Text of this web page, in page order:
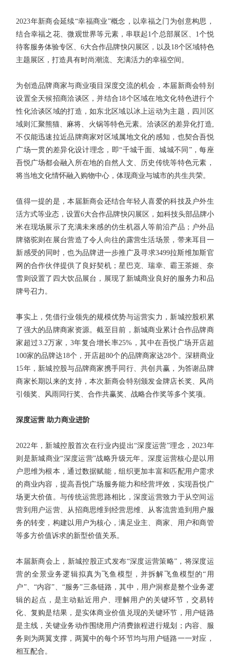
2023年新商会延续“幸福商业”概念，以幸福之门为创意构思，
结合幸福之花、微观世界等元素，串联起1个总部展区、1个悦
待客服务体验专区、6大合作品牌快闪展区，以及18个区域特色
主题展区，打造具有时尚潮流、充满活力的幸福空间。
为创造品牌商家与商业项目深度交流的机会，本届新商会特别
设置全天候招商洽谈区，并结合18个区域在地文化特色进行个
性化洽谈区域的打造，如东北区域以冰上运动为主题，四川区
域则汇聚熊猫、麻将、火锅等特色元素。洽谈区的差异化打造,
不仅能迅速拉近品牌商家对区域属地文化的感知，也契合吾悦
广场一贯的差异化设计理念，即“千城千面、城城不同”，每座
吾悦广场都会融入所在地的自然人文、历史传统等特色元素，
将当地文化情怀融入购物中心，体现商业与城市的共生共荣。
值得一提的是，本届新商会还结合年轻人喜爱的科技及户外生
活方式等业态，设置6大合作品牌快闪展区，如科技头部品牌小
米在现场展示了充满未来感的仿生机器人等前沿产品；户外品
牌骆驼则在展台营造了令人向往的露营生活场景，带来耳目一
新感受的同时，也为品牌进一步推广及寻求3499拉斯维加斯官
网的合作伙伴提供了良好契机；星巴克、瑞幸、霸王茶姬、奈
雪则设置了四大饮品展台，展现了新城商业良好的服务力和品
牌号召力。
事实上，凭借行业领先的规模优势与运营实力，新城控股积累
了强大的品牌商家资源。截至目前，新城商业累计合作品牌商
家超过3.2万家，3年复合增长率25%，其中在吾悦广场开店超
100家的品牌达18个，开店超80个的品牌商家达28个。深耕商业
15年，新城控股与品牌商家携手同行、共创共赢，为答谢品牌
商家长期以来的支持，本次新商会特别颁发金牌店长奖、风尚
引领奖、风雨同行奖、合作共赢奖、战略合作奖等多个奖项。
深度运营 助力商业进阶
2022年，新城控股首次在行业内提出“深度运营”理念，2023年
则是新城商业“深度运营”战略升级元年。深度运营核心是以用
户思维为根本，通过数据赋能，组织更加丰富和匹配用户需求
的商业内容，提高吾悦广场服务能力和经营坪效，实现吾悦广
场更大价值。与传统运营思路相比，深度运营致力于从空间运
营到用户运营、从招商思维到经营思维、从客流营造到用户服
务的转变，构建以用户为核心，满足业主、商家、用户和商管
等多方价值诉求的新型价值关系。
本届新商会上，新城控股正式发布“深度运营策略”，将深度运
营的全景业务逻辑拟真为飞鱼模型，并拆解飞鱼模型的“用
户”、“内容”、“服务”三条链路，其中，用户洞察是整个业务逻
辑的起点，是主动贴近用户、理解用户的关键环节，交易转
化、复购是结果，是实体商业价值兑现的关键环节，用户链路
是主线，关键业务动作围绕用户消费旅程进行规划；内容、服
务则为两翼支撑，两翼中的每个环节均与用户链路一一对应，
相互配合。